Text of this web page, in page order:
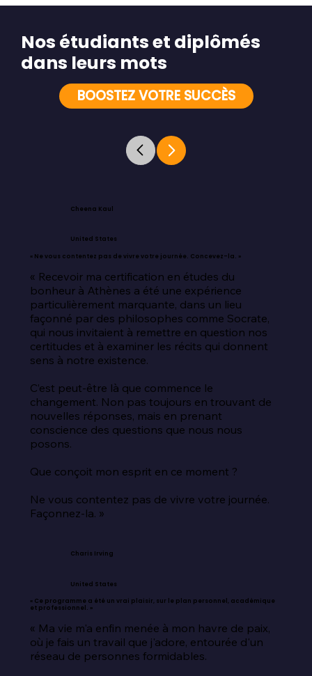
BOOSTEZ VOTRE SUCCÈS
Nos étudiants et diplômés
dans leurs mots
Cheena Kaul
United States
« Ne vous contentez pas de vivre votre journée. Concevez-la. »
« Recevoir ma certification en études du
bonheur à Athènes a été une expérience
particulièrement marquante, dans un lieu
façonné par des philosophes comme Socrate,
qui nous invitaient à remettre en question nos
certitudes et à examiner les récits qui donnent
sens à notre existence.
C’est peut-être là que commence le
changement. Non pas toujours en trouvant de
nouvelles réponses, mais en prenant
conscience des questions que nous nous
posons.
Que conçoit mon esprit en ce moment ?
Ne vous contentez pas de vivre votre journée.
Façonnez-la. »
Charis Irving
United States
« Ce programme a été un vrai plaisir, sur le plan personnel, académique
et professionnel. »
« Ma vie m'a enfin menée à mon havre de paix,
où je fais un travail que j'adore, entourée d'un
réseau de personnes formidables.